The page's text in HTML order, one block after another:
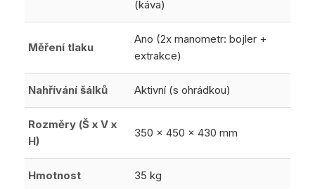
(káva)
Měření tlaku
Ano (2x manometr: bojler +
extrakce)
Nahřívání šálků Aktivní (s ohrádkou)
Rozměry (Š x V x
H)
350 x 450 x 430 mm
Hmotnost 35 kg